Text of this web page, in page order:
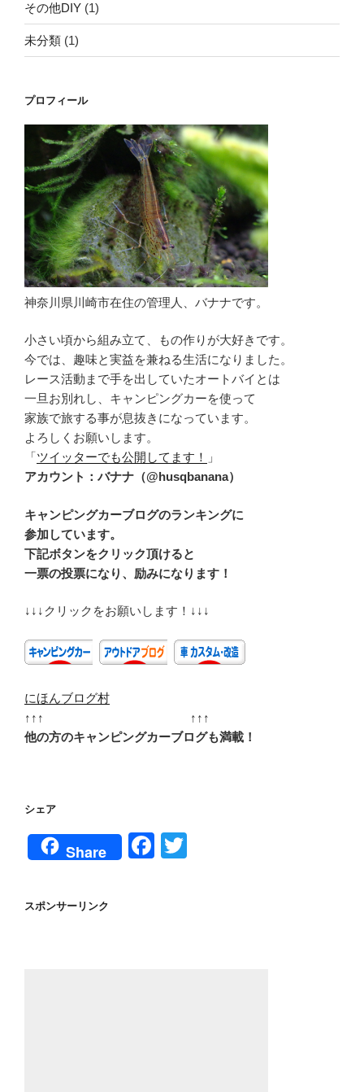
その他DIY (1)
未分類 (1)
プロフィール
神奈川県川崎市在住の管理人、バナナです。
小さい頃から組み立て、もの作りが大好きです。
今では、趣味と実益を兼ねる生活になりました。
レース活動まで手を出していたオートバイとは
一旦お別れし、キャンピングカーを使って
家族で旅する事が息抜きになっています。
よろしくお願いします。
「ツイッターでも公開してます！
」
アカウント：バナナ（@husqbanana）
キャンピングカーブログのランキングに
参加しています。
下記ボタンをクリック頂けると
一票の投票になり、励みになります！
↓↓↓クリックをお願いします！↓↓↓
にほんブログ村
↑↑↑ ↑↑↑
他の方のキャンピングカーブログも満載！
シェア
Share
F
スポンサーリンク